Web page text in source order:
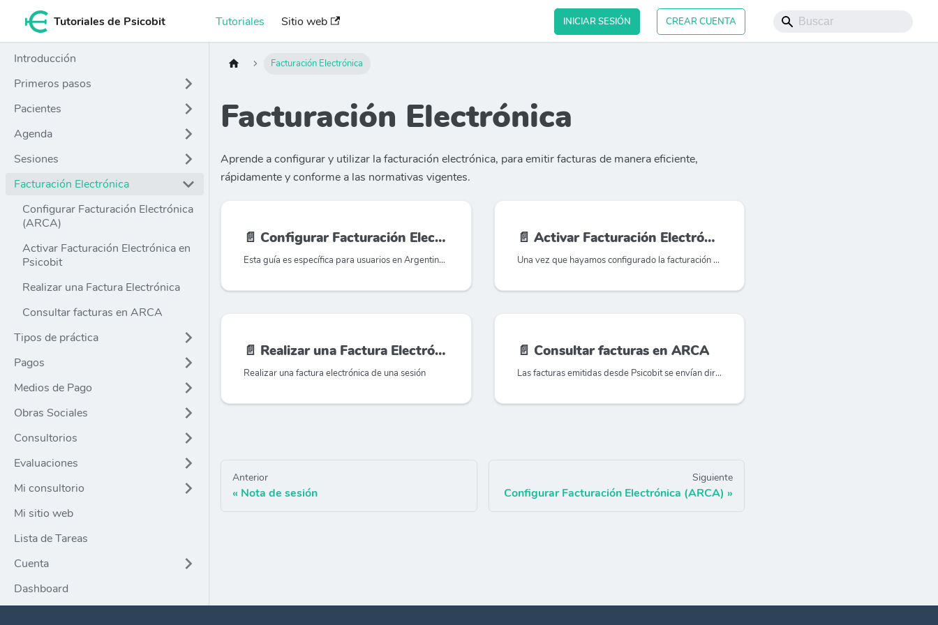
Tutoriales de Psicobit Tutoriales Sitio web INICIAR SESIÓN CREAR CUENTA
Introducción
Primeros pasos
Pacientes
Agenda
Sesiones
Facturación Electrónica
Configurar Facturación Electrónica
(ARCA)
Activar Facturación Electrónica en
Psicobit
Realizar una Factura Electrónica
Consultar facturas en ARCA
Tipos de práctica
Pagos
Medios de Pago
Obras Sociales
Consultorios
Evaluaciones
Mi consultorio
Mi sitio web
Lista de Tareas
Cuenta
Dashboard
Facturación Electrónica
Facturación Electrónica
Aprende a configurar y utilizar la facturación electrónica, para emitir facturas de manera eficiente,
rápidamente y conforme a las normativas vigentes.
📄️ Configurar Facturación Electrónica (ARCA)
Esta guía es específica para usuarios en Argentina que desean configurar la facturación electrónica a través del
📄️ Activar Facturación Electrónica en Psicobit
Una vez que hayamos configurado la facturación electrónica en ARCA, debemos realizar los siguientes pasos en Psicobit:
📄️ Realizar una Factura Electrónica
Realizar una factura electrónica de una sesión
📄️ Consultar facturas en ARCA
Las facturas emitidas desde Psicobit se envían directamente a ARCA mediante web services. Podés consultarlas
Anterior
Nota de sesión
Siguiente
Configurar Facturación Electrónica (ARCA)